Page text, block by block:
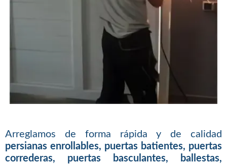
Arreglamos de forma rápida y de calidad
persianas enrollables, puertas batientes, puertas
correderas, puertas basculantes, ballestas,